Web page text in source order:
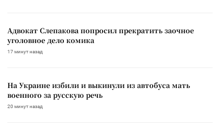
Адвокат Слепакова попросил прекратить заочное
уголовное дело комика
17 минут назад
На Украине избили и выкинули из автобуса мать
военного за русскую речь
20 минут назад